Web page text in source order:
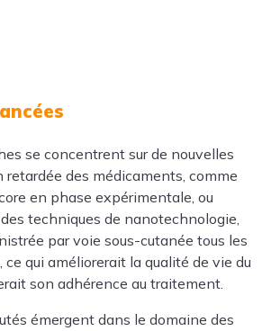
se concentrent sur de nouvelles
des médicaments, comme
en phase expérimentale, ou
des techniques de nanotechnologie,
par voie sous-cutanée tous les
ce qui améliorerait la qualité de vie du
son adhérence au traitement.
émergent dans le domaine des